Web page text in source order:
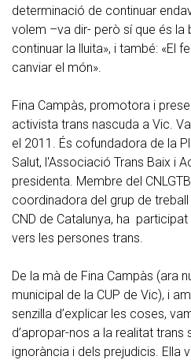
determinació de continuar
volem –va dir- però sí que és la
continuar la lluita», i també: «El
canviar el món».
Fina Campàs, promotora i
activista trans nascuda a Vic.
el 2011. És cofundadora de la
Salut, l'Associació Trans Baix i
presidenta. Membre del
coordinadora del grup de treball
CND de Catalunya, ha
vers les persones trans.
De la mà de Fina Campàs (ara
municipal de la CUP de Vic), i
senzilla d’explicar les coses,
d’apropar-nos a la realitat trans
ignorància i dels prejudicis. Ella